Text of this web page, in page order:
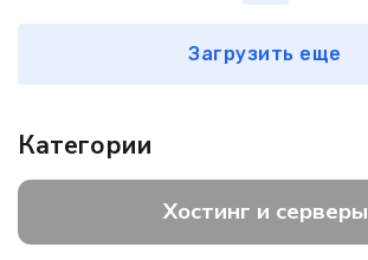
Загрузить еще
Категории
Хостинг и серверы